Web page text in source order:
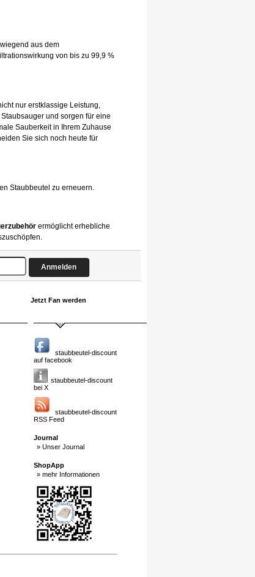
aus dem
von bis zu 99,9 %
nur erstklassige Leistung,
und sorgen für eine
Sauberkeit in Ihrem Zuhause
Sie sich noch heute für
Staubbeutel zu erneuern.
ermöglicht erhebliche
Jetzt Fan werden
staubbeutel-discount
auf facebook
staubbeutel-discount
bei X
staubbeutel-discount
RSS Feed
Journal
» Unser Journal
ShopApp
» mehr Informationen